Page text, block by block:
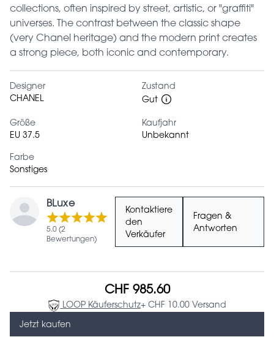
collections, often inspired by street, artistic, or "graffiti"
universes. The contrast between the classic shape
(very Chanel heritage) and the modern print creates
a strong piece, both iconic and contemporary.
Designer
CHANEL
Zustand
Gut
Größe
EU 37.5
Kaufjahr
Unbekannt
Farbe
Sonstiges
BLuxe
5.0 (2
Bewertungen)
Kontaktiere
den
Verkäufer
Fragen &
Antworten
CHF 985.60
LOOP Käuferschutz+ CHF 10.00 Versand
Jetzt kaufen